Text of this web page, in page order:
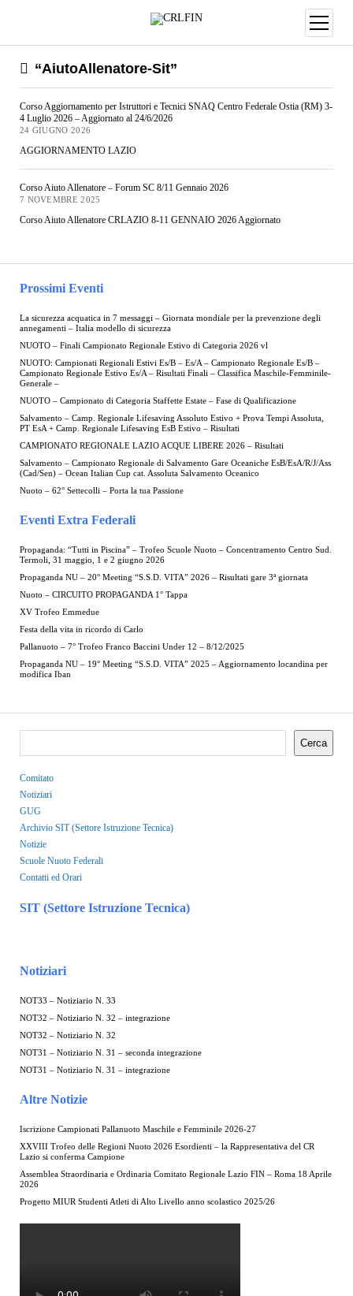
Prossimi Eventi
La sicurezza acquatica in 7 messaggi – Giornata mondiale per la prevenzione degli
annegamenti – Italia modello di sicurezza
NUOTO – Finali Campionato Regionale Estivo di Categoria 2026 vl
NUOTO: Campionati Regionali Estivi Es/B – Es/A – Campionato Regionale Es/B –
Campionato Regionale Estivo Es/A – Risultati Finali – Classifica Maschile-Femminile-
Generale –
NUOTO – Campionato di Categoria Staffette Estate – Fase di Qualificazione
Salvamento – Camp. Regionale Lifesaving Assoluto Estivo + Prova Tempi Assoluta,
PT EsA + Camp. Regionale Lifesaving EsB Estivo – Risultati
CAMPIONATO REGIONALE LAZIO ACQUE LIBERE 2026 – Risultati
Salvamento – Campionato Regionale di Salvamento Gare Oceaniche EsB/EsA/R/J/Ass
(Cad/Sen) – Ocean Italian Cup cat. Assoluta Salvamento Oceanico
Nuoto – 62° Settecolli – Porta la tua Passione
Eventi Extra Federali
Propaganda: “Tutti in Piscina” – Trofeo Scuole Nuoto – Concentramento Centro Sud.
Termoli, 31 maggio, 1 e 2 giugno 2026
Propaganda NU – 20° Meeting “S.S.D. VITA” 2026 – Risultati gare 3ª giornata
Nuoto – CIRCUITO PROPAGANDA 1° Tappa
XV Trofeo Emmedue
Festa della vita in ricordo di Carlo
Pallanuoto – 7° Trofeo Franco Baccini Under 12 – 8/12/2025
Propaganda NU – 19° Meeting “S.S.D. VITA” 2025 – Aggiornamento locandina per
modifica Iban
“AiutoAllenatore-Sit”
Corso Aggiornamento per Istruttori e Tecnici SNAQ Centro Federale Ostia (RM) 3-
4 Luglio 2026 – Aggiornato al 24/6/2026
24 GIUGNO 2026
AGGIORNAMENTO LAZIO
Corso Aiuto Allenatore – Forum SC 8/11 Gennaio 2026
7 NOVEMBRE 2025
Corso Aiuto Allenatore CRLAZIO 8-11 GENNAIO 2026 Aggiornato
Cerca
Comitato
Notiziari
GUG
Archivio SIT (Settore Istruzione Tecnica)
Notizie
Scuole Nuoto Federali
Contatti ed Orari
SIT (Settore Istruzione Tecnica)
Notiziari
NOT33 – Notiziario N. 33
NOT32 – Notiziario N. 32 – integrazione
NOT32 – Notiziario N. 32
NOT31 – Notiziario N. 31 – seconda integrazione
NOT31 – Notiziario N. 31 – integrazione
Altre Notizie
Iscrizione Campionati Pallanuoto Maschile e Femminile 2026-27
XXVIII Trofeo delle Regioni Nuoto 2026 Esordienti – la Rappresentativa del CR
Lazio si conferma Campione
Assemblea Straordinaria e Ordinaria Comitato Regionale Lazio FIN – Roma 18 Aprile
2026
Progetto MIUR Studenti Atleti di Alto Livello anno scolastico 2025/26